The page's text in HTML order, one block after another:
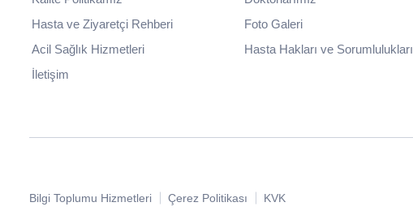
Hasta ve Ziyaretçi Rehberi
Acil Sağlık Hizmetleri
İletişim
Foto Galeri
Hasta Hakları ve Sorumlulukları
Bilgi Toplumu Hizmetleri Çerez Politikası KVK